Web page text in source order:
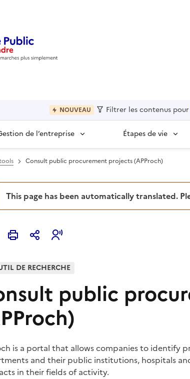
NOUVEAU Filtrer les contenus pour
de l’entreprise Étapes de vie
Consult public procurement projects (APProch)
This page has been automatically translated.
DE RECHERCHE
public
is a portal that allows companies to identify
and their public institutions, hospitals
in their fields of activity.